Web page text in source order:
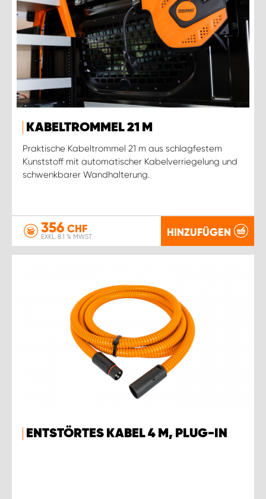
KABELTROMMEL 21 M
Praktische Kabeltrommel 21 m aus schlagfestem
Kunststoff mit automatischer Kabelverriegelung und
schwenkbarer Wandhalterung.
356 CHF
EXKL. 8.1 % MWST. HINZUFÜGEN
ENTSTÖRTES KABEL 4 M, PLUG-IN